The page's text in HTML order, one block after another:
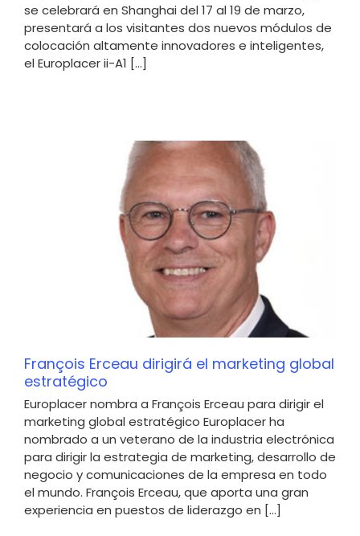
se celebrará en Shanghai del 17 al 19 de marzo,
presentará a los visitantes dos nuevos módulos de
colocación altamente innovadores e inteligentes,
el Europlacer ii-A1 [...]
François Erceau dirigirá el marketing global
estratégico
Europlacer nombra a François Erceau para dirigir el
marketing global estratégico Europlacer ha
nombrado a un veterano de la industria electrónica
para dirigir la estrategia de marketing, desarrollo de
negocio y comunicaciones de la empresa en todo
el mundo. François Erceau, que aporta una gran
experiencia en puestos de liderazgo en [...]